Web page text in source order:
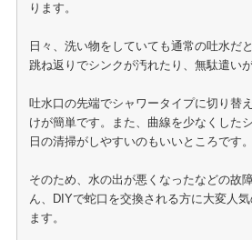
ります。
日々、洗い物をしていても通常の吐水だ
跳ね返りでシンクが汚れたり、無駄遣い
吐水口の先端でシャワータイプに切り替
けが簡単です。また、曲線を少なくした
日の清掃がしやすいのもいいところです。
そのため、水の出が悪くなったなどの故
ん、DIYで蛇口を交換される方に大変人
ます。